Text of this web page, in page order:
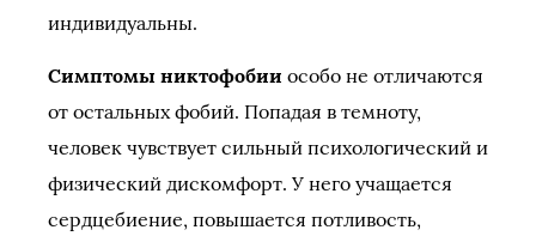
индивидуальны.
Симптомы никтофобии особо не отличаются
от остальных фобий. Попадая в темноту,
человек чувствует сильный психологический и
физический дискомфорт. У него учащается
сердцебиение, повышается потливость,